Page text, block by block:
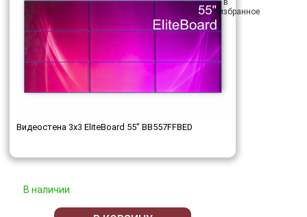
Видеостена 3x3 EliteBoard 55" BB557FFBED
В наличии